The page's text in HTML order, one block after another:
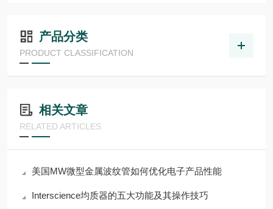
产品分类
PRODUCT CLASSIFICATION
相关文章
RELATED ARTICLES
美国MW微型金属波纹管如何优化电子产品性能
Interscience均质器的五大功能及其操作技巧